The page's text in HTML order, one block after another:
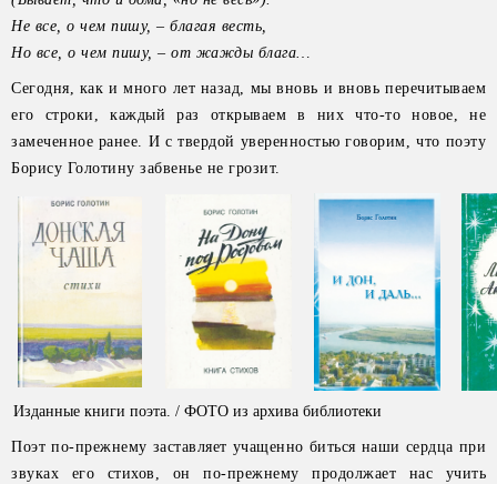
Не все, о чем пишу, – благая весть,
Но все, о чем пишу, – от жажды блага…
Сегодня, как и много лет назад, мы вновь и вновь перечитываем
его строки, каждый раз открываем в них что-то новое, не
замеченное ранее. И с твердой уверенностью говорим, что поэту
Борису Голотину забвенье не грозит.
Изданные книги поэта. / ФОТО из архива библиотеки
Поэт по-прежнему заставляет учащенно биться наши сердца при
звуках его стихов, он по-прежнему продолжает нас учить